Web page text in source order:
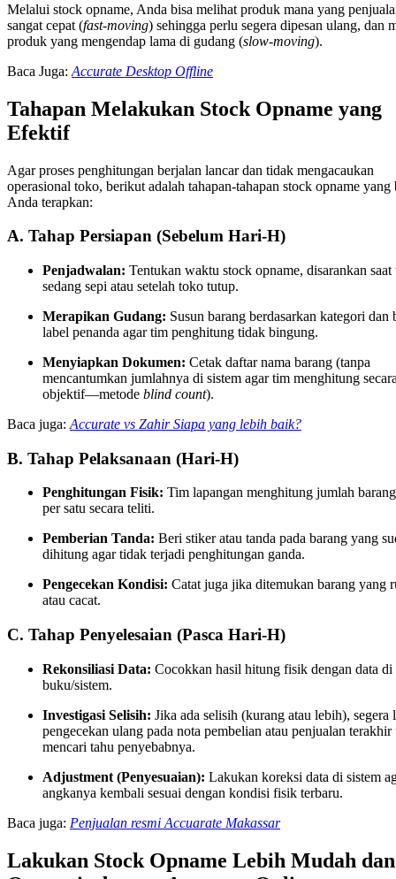
Melalui stock opname, Anda bisa melihat produk mana yang
sangat cepat (fast-moving) sehingga perlu segera dipesan ulang, dan
produk yang mengendap lama di gudang (slow-moving).
Baca Juga: Accurate Desktop Offline
Tahapan Melakukan Stock Opname yang
Efektif
Agar proses penghitungan berjalan lancar dan tidak mengacaukan
operasional toko, berikut adalah tahapan-tahapan stock opname yang
Anda terapkan:
A. Tahap Persiapan (Sebelum Hari-H)
Penjadwalan: Tentukan waktu stock opname, disarankan saat
sedang sepi atau setelah toko tutup.
Merapikan Gudang: Susun barang berdasarkan kategori dan
label penanda agar tim penghitung tidak bingung.
Menyiapkan Dokumen: Cetak daftar nama barang (tanpa
mencantumkan jumlahnya di sistem agar tim menghitung
objektif—metode blind count).
Baca juga: Accurate vs Zahir Siapa yang lebih baik?
B. Tahap Pelaksanaan (Hari-H)
Penghitungan Fisik: Tim lapangan menghitung jumlah
per satu secara teliti.
Pemberian Tanda: Beri stiker atau tanda pada barang yang
dihitung agar tidak terjadi penghitungan ganda.
Pengecekan Kondisi: Catat juga jika ditemukan barang yang
atau cacat.
C. Tahap Penyelesaian (Pasca Hari-H)
Rekonsiliasi Data: Cocokkan hasil hitung fisik dengan data di
buku/sistem.
Investigasi Selisih: Jika ada selisih (kurang atau lebih), segera
pengecekan ulang pada nota pembelian atau penjualan
mencari tahu penyebabnya.
Adjustment (Penyesuaian): Lakukan koreksi data di sistem
angkanya kembali sesuai dengan kondisi fisik terbaru.
Baca juga: Penjualan resmi Accuarate Makassar
Lakukan Stock Opname Lebih Mudah dan